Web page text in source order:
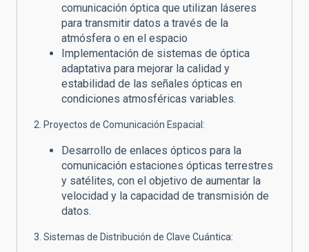
comunicación óptica que utilizan láseres
para transmitir datos a través de la
atmósfera o en el espacio
Implementación de sistemas de óptica
adaptativa para mejorar la calidad y
estabilidad de las señales ópticas en
condiciones atmosféricas variables.
2. Proyectos de Comunicación Espacial:
Desarrollo de enlaces ópticos para la
comunicación estaciones ópticas terrestres
y satélites, con el objetivo de aumentar la
velocidad y la capacidad de transmisión de
datos.
3. Sistemas de Distribución de Clave Cuántica: